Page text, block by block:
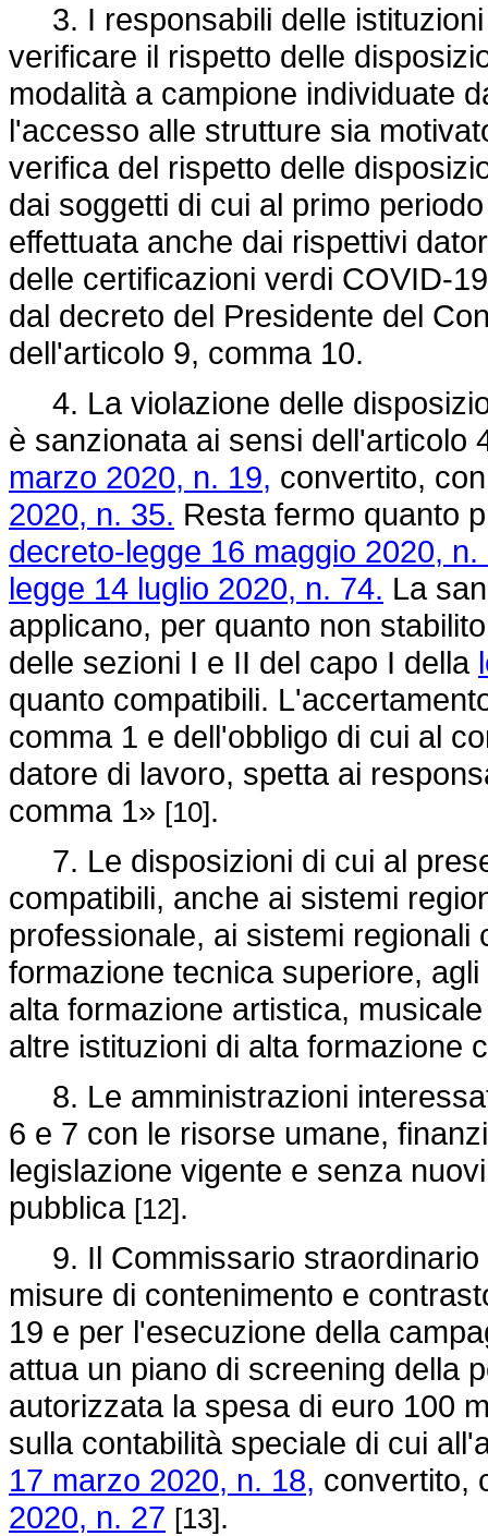
3. I responsabili delle
verificare il rispetto delle
modalità a campione individuate
l'accesso alle strutture sia
verifica del rispetto delle
dai soggetti di cui al primo
effettuata anche dai rispettivi
delle certificazioni verdi COVID-
dal decreto del Presidente del
dell'articolo 9, comma 10.
4. La violazione delle
è sanzionata ai sensi dell'articolo
marzo 2020, n. 19, convertito,
2020, n. 35. Resta fermo quanto
decreto-legge 16 maggio 2020, n.
legge 14 luglio 2020, n. 74. La
applicano, per quanto non
delle sezioni I e II del capo I della
quanto compatibili.
comma 1 e dell'obbligo di cui al
datore di lavoro, spetta ai
comma 1» [10].
7. Le disposizioni di cui al
compatibili, anche ai sistemi
professionale, ai sistemi
formazione tecnica superiore,
alta formazione artistica,
altre istituzioni di alta formazione
8. Le amministrazioni
6 e 7 con le risorse umane,
legislazione vigente e senza
pubblica [12].
9. Il Commissario straordinario
misure di contenimento e
19 e per l'esecuzione della
attua un piano di screening della
autorizzata la spesa di euro 100
sulla contabilità speciale di cui
17 marzo 2020, n. 18, convertito,
2020, n. 27 [13].